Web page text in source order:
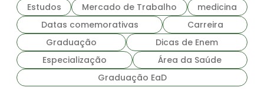
Estudos Mercado de Trabalho
medicina
Datas comemorativas
Carreira
Graduação
Dicas de Enem
Especialização
Área da Saúde
Graduação EaD